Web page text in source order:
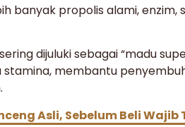
banyak propolis alami,
dijuluki sebagai “madu
membantu
Asli, Sebelum Beli Wajib